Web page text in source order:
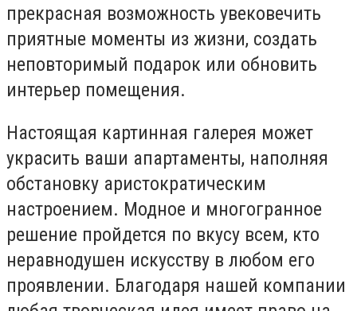
прекрасная возможность увековечить
приятные моменты из жизни, создать
неповторимый подарок или обновить
интерьер помещения.
Настоящая картинная галерея может
украсить ваши апартаменты, наполняя
обстановку аристократическим
настроением. Модное и многогранное
решение пройдется по вкусу всем, кто
неравнодушен искусству в любом его
проявлении. Благодаря нашей компании